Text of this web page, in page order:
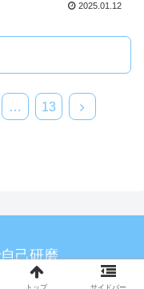
2025.01.12
… 13
己研磨
トップ サイドバー